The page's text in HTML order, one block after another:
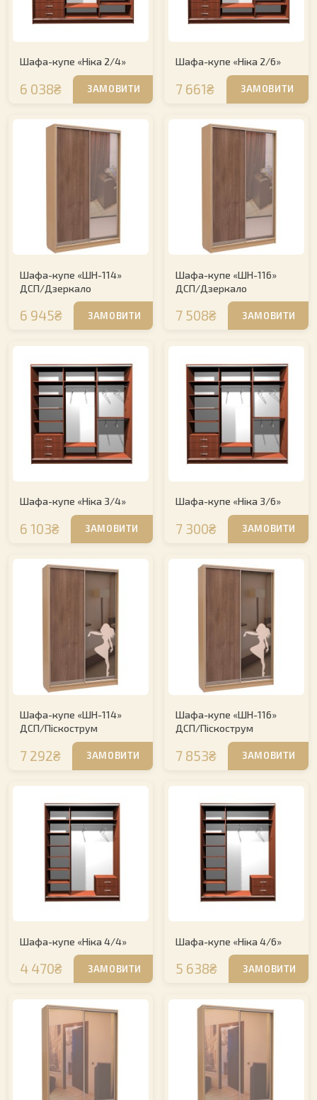
Шафа-купе «Ніка 2/4»
6 038₴ ЗАМОВИТИ
Шафа-купе «Ніка 2/6»
7 661₴ ЗАМОВИТИ
Шафа-купе «ШН-114»
ДСП/Дзеркало
6 945₴ ЗАМОВИТИ
Шафа-купе «ШН-116»
ДСП/Дзеркало
7 508₴ ЗАМОВИТИ
Шафа-купе «Ніка 3/4»
6 103₴ ЗАМОВИТИ
Шафа-купе «Ніка 3/6»
7 300₴ ЗАМОВИТИ
Шафа-купе «ШН-114»
ДСП/Піскострум
7 292₴ ЗАМОВИТИ
Шафа-купе «ШН-116»
ДСП/Піскострум
7 853₴ ЗАМОВИТИ
Шафа-купе «Ніка 4/4»
4 470₴ ЗАМОВИТИ
Шафа-купе «Ніка 4/6»
5 638₴ ЗАМОВИТИ